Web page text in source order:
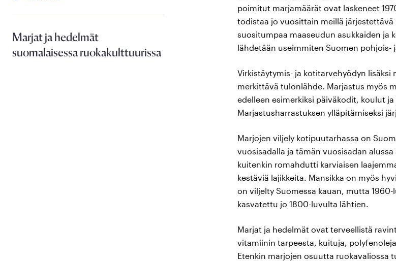
Marjat ja hedelmät
suomalaisessa ruokakulttuurissa
poimitut marjamäärät ovat laskeneet
todistaa jo vuosittain meillä
suositumpaa maaseudun asukkaiden ja
lähdetään useimmiten Suomen pohjois-
Virkistäytymis- ja kotitarvehyödyn
merkittävä tulonlähde. Marjastus myös
edelleen esimerkiksi päiväkodit, koulut
Marjastusharrastuksen ylläpitämiseksi
Marjojen viljely kotipuutarhassa on
vuosisadalla ja tämän vuosisadan
kuitenkin romahdutti karviaisen
kestäviä lajikkeita. Mansikka on myös
on viljelty Suomessa kauan, mutta
kasvatettu jo 1800-luvulta lähtien.
Marjat ja hedelmät ovat terveellistä
vitamiinin tarpeesta, kuituja,
Etenkin marjojen osuutta ruokavaliossa